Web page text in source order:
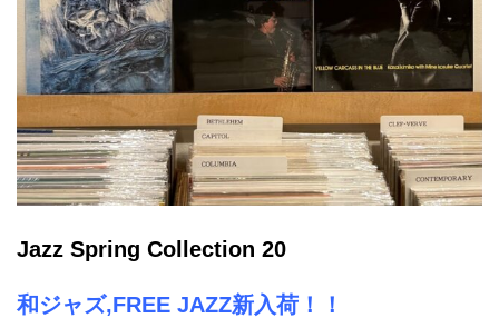
Jazz Spring Collection 20
和ジャズ,FREE JAZZ新入荷！！